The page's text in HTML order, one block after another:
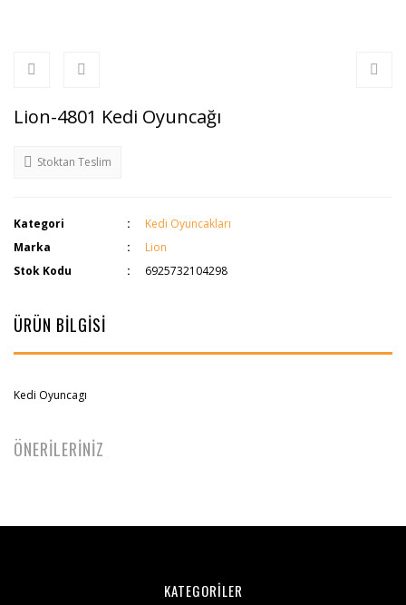
Lion-4801 Kedi Oyuncağı
Stoktan Teslim
Kategori
Kedi Oyuncakları
Marka
Lion
Stok Kodu
6925732104298
ÜRÜN BİLGİSİ
Kedi Oyuncagı
ÖNERİLERİNİZ
KATEGORİLER